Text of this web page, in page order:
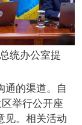
统办公室提
通的渠道。自
举行公开座
见。相关活动